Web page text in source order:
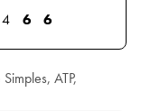
4 6 6
ATP,